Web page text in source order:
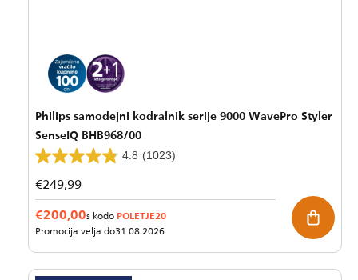
Philips samodejni kodralnik serije 9000 WavePro Styler
SenseIQ BHB968/00
4.8 (1023)
Redna
cena
€249,99
€200,00s kodoPOLETJE20
Promocija velja do31.08.2026